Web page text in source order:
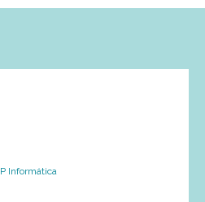
Informática